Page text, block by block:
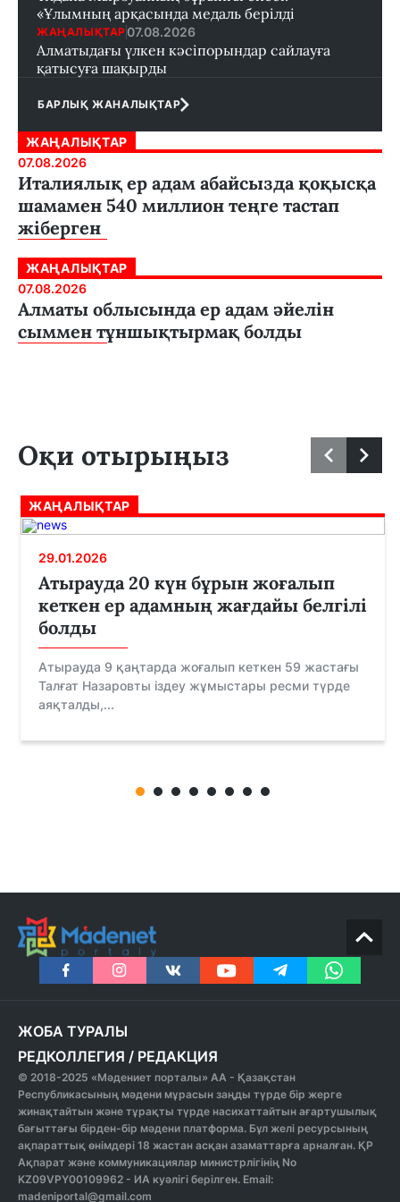
«Ұлымның арқасында медаль берілді
ЖАҢАЛЫҚТАР 07.08.2026
Алматыдағы үлкен кәсіпорындар сайлауға
қатысуға шақырды
БАРЛЫҚ ЖАНАЛЫҚТАР
ЖАҢАЛЫҚТАР
07.08.2026
Италиялық ер адам абайсызда қоқысқа
шамамен 540 миллион теңге тастап
жіберген
ЖАҢАЛЫҚТАР
07.08.2026
Алматы облысында ер адам әйелін
сыммен тұншықтырмақ болды
Оқи отырыңыз
ЖАҢАЛЫҚТАР
29.01.2026
Атырауда 20 күн бұрын жоғалып
кеткен ер адамның жағдайы белгілі
болды
Атырауда 9 қаңтарда жоғалып кеткен 59 жастағы
Талғат Назаровты іздеу жұмыстары ресми түрде
аяқталды,...
ЖОБА ТУРАЛЫ
РЕДКОЛЛЕГИЯ / РЕДАКЦИЯ
© 2018-2025 «Мәдениет порталы» АА - Қазақстан
Республикасының мәдени мұрасын заңды түрде бір жерге
жинақтайтын және тұрақты түрде насихаттайтын ағартушылық
бағыттағы бірден-бір мәдени платформа. Бұл желі ресурсының
ақпараттық өнімдері 18 жастан асқан азаматтарға арналған. ҚР
Ақпарат және коммуникациялар министрлігінің No
KZ09VPY00109962 - ИА куәлігі берілген. Email:
madeniportal@gmail.com